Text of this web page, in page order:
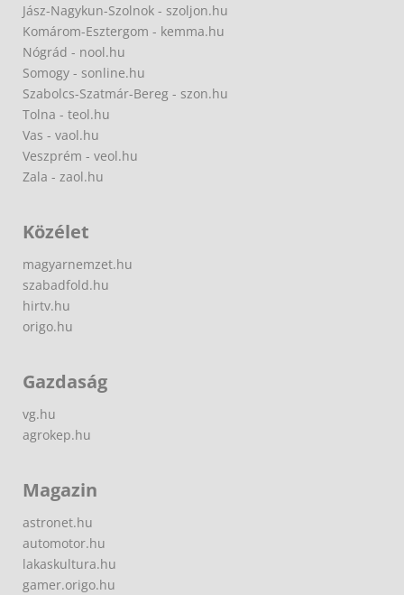
Jász-Nagykun-Szolnok - szoljon.hu
Komárom-Esztergom - kemma.hu
Nógrád - nool.hu
Somogy - sonline.hu
Szabolcs-Szatmár-Bereg - szon.hu
Tolna - teol.hu
Vas - vaol.hu
Veszprém - veol.hu
Zala - zaol.hu
Közélet
magyarnemzet.hu
szabadfold.hu
hirtv.hu
origo.hu
Gazdaság
vg.hu
agrokep.hu
Magazin
astronet.hu
automotor.hu
lakaskultura.hu
gamer.origo.hu